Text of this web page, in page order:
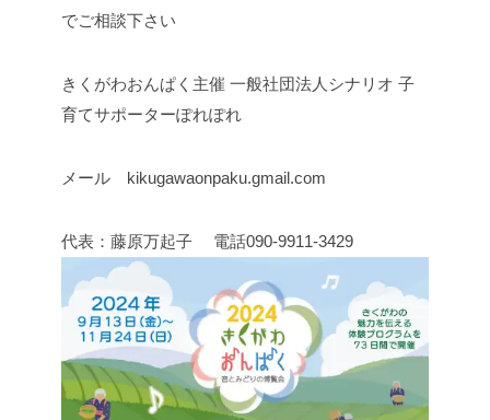
でご相談下さい
きくがわおんぱく主催 一般社団法人シナリオ 子
育てサポーターぽれぽれ
メール kikugawaonpaku.gmail.com
代表：藤原万起子 電話090-9911-3429